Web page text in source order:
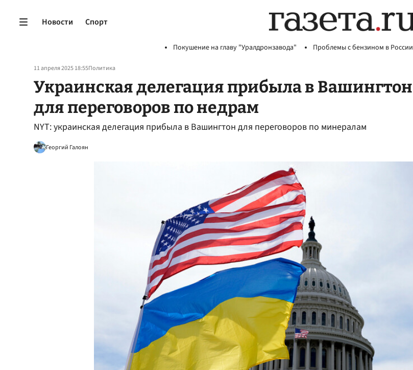
Новости Спорт
Покушение на главу "Уралдронзавода" Проблемы с бензином в России
11 апреля 2025 18:55Политика
Украинская делегация прибыла в Вашингтон
для переговоров по недрам
NYT: украинская делегация прибыла в Вашингтон для переговоров по минералам
Георгий Галоян